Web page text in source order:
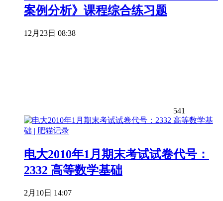
案例分析》课程综合练习题
12月23日 08:38
541
电大2010年1月期末考试试卷代号：
2332 高等数学基础
2月10日 14:07